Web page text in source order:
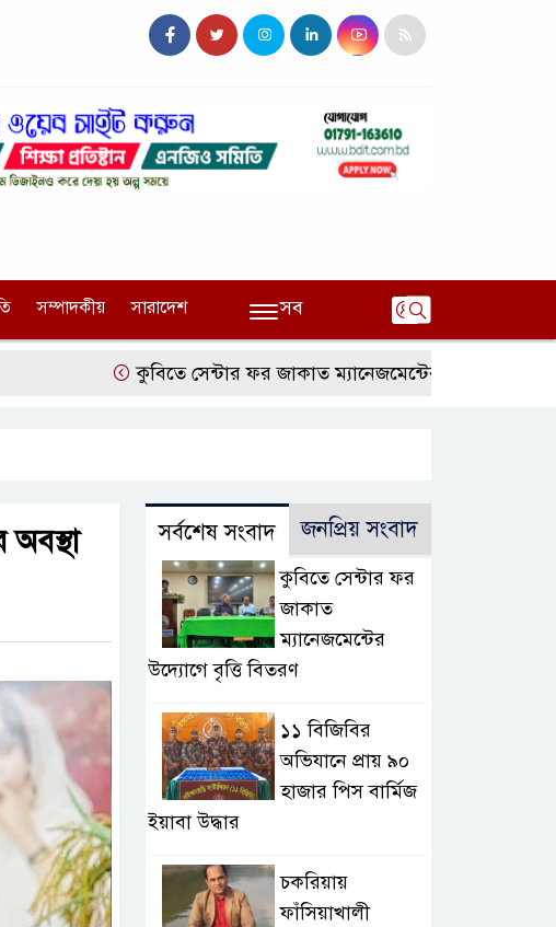
সম্পাদকীয় সারাদেশ সব
কুবিতে সেন্টার ফর জাকাত ম্যানেজমেন্টের উদ্যোগে বৃত্তি বিতরণ
সর্বশেষ সংবাদ জনপ্রিয় সংবাদ
কুবিতে সেন্টার ফর
জাকাত
ম্যানেজমেন্টের
উদ্যোগে বৃত্তি বিতরণ
১১ বিজিবির
অভিযানে প্রায় ৯০
হাজার পিস বার্মিজ
ইয়াবা উদ্ধার
চকরিয়ায়
ফাঁসিয়াখালী